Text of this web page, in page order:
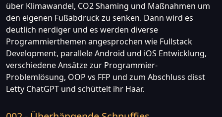
über Klimawandel, CO2 Shaming und Maßnahmen um
den eigenen Fußabdruck zu senken. Dann wird es
deutlich nerdiger und es werden diverse
Programmierthemen angesprochen wie Fullstack
Development, parallele Android und iOS Entwicklung,
verschiedene Ansätze zur Programmier-
Problemlösung, OOP vs FFP und zum Abschluss disst
Letty ChatGPT und schüttelt ihr Haar.